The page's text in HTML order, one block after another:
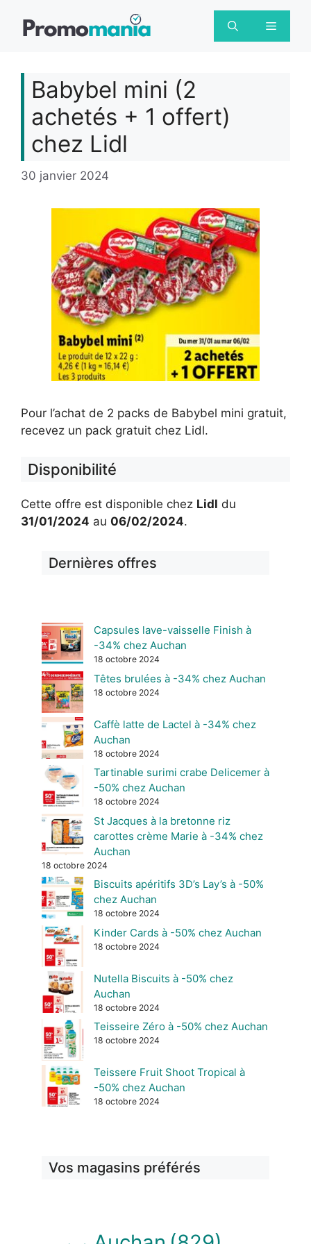
Menu
Babybel mini (2
achetés + 1 offert)
chez Lidl
30 janvier 2024
Pour l’achat de 2 packs de Babybel mini gratuit,
recevez un pack gratuit chez Lidl.
Disponibilité
Cette offre est disponible chez Lidl du
31/01/2024 au 06/02/2024.
Dernières offres
Capsules lave-vaisselle Finish à
-34% chez Auchan
18 octobre 2024
Têtes brulées à -34% chez Auchan
18 octobre 2024
Caffè latte de Lactel à -34% chez
Auchan
18 octobre 2024
Tartinable surimi crabe Delicemer à
-50% chez Auchan
18 octobre 2024
St Jacques à la bretonne riz
carottes crème Marie à -34% chez
Auchan
18 octobre 2024
Biscuits apéritifs 3D’s Lay’s à -50%
chez Auchan
18 octobre 2024
Kinder Cards à -50% chez Auchan
18 octobre 2024
Nutella Biscuits à -50% chez
Auchan
18 octobre 2024
Teisseire Zéro à -50% chez Auchan
18 octobre 2024
Teissere Fruit Shoot Tropical à
-50% chez Auchan
18 octobre 2024
Vos magasins préférés